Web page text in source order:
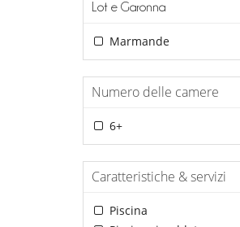
Lot e Garonna
Marmande
Numero delle camere
6+
Caratteristiche & servizi
Piscina